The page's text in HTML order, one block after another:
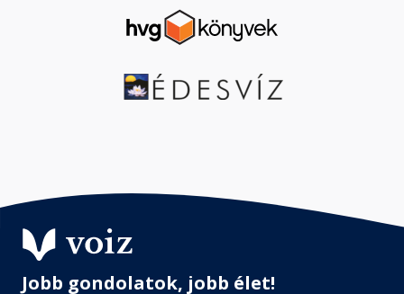
Jobb gondolatok, jobb élet!